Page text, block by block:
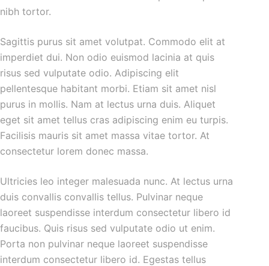
nibh tortor.
Sagittis purus sit amet volutpat. Commodo elit at
imperdiet dui. Non odio euismod lacinia at quis
risus sed vulputate odio. Adipiscing elit
pellentesque habitant morbi. Etiam sit amet nisl
purus in mollis. Nam at lectus urna duis. Aliquet
eget sit amet tellus cras adipiscing enim eu turpis.
Facilisis mauris sit amet massa vitae tortor. At
consectetur lorem donec massa.
Ultricies leo integer malesuada nunc. At lectus urna
duis convallis convallis tellus. Pulvinar neque
laoreet suspendisse interdum consectetur libero id
faucibus. Quis risus sed vulputate odio ut enim.
Porta non pulvinar neque laoreet suspendisse
interdum consectetur libero id. Egestas tellus